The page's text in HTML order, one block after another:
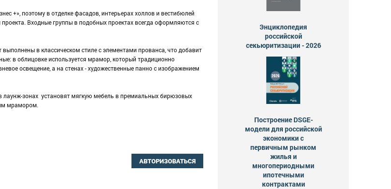
+», поэтому в отделке фасадов, интерьерах холлов и вестибюлей
Входные группы в подобных проектах всегда оформляются с
в классическом стиле с элементами прованса, что добавит
в облицовке используется мрамор, который традиционно
освещение, а на стенах - художественные панно с изображением
зонах установят мягкую мебель в премиальных бирюзовых
мрамором.
АВТОРИЗОВАТЬСЯ
Энциклопедия
российской
секьюритизации - 2026
Построение DSGE-
модели для российской
экономики с
первичным рынком
жилья и
многопериодными
ипотечными
контрактами